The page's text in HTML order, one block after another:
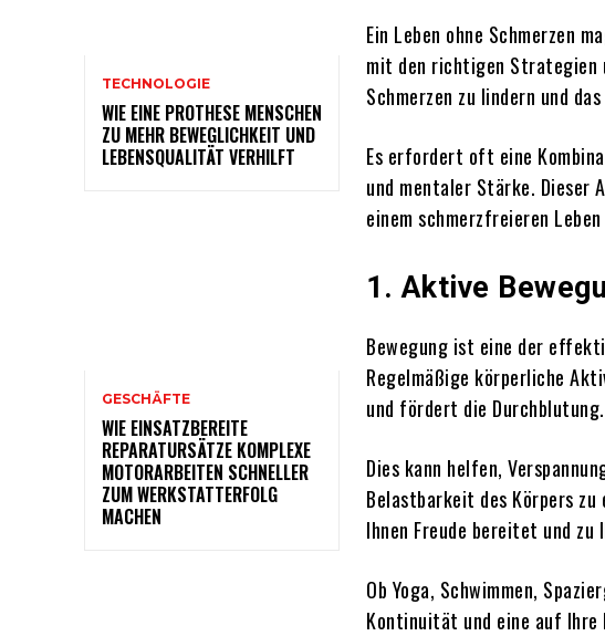
TECHNOLOGIE
WIE EINE PROTHESE MENSCHEN
ZU MEHR BEWEGLICHKEIT UND
LEBENSQUALITÄT VERHILFT
GESCHÄFTE
WIE EINSATZBEREITE
REPARATURSÄTZE KOMPLEXE
MOTORARBEITEN SCHNELLER
ZUM WERKSTATTERFOLG
MACHEN
Ein Leben ohne Schmerzen
mit den richtigen Strategien
Schmerzen zu lindern und
Es erfordert oft eine
und mentaler Stärke. Dieser
einem schmerzfreieren
1. Aktive
Bewegung ist eine der
Regelmäßige körperliche
und fördert die Durchblutung.
Dies kann helfen,
Belastbarkeit des Körpers
Ihnen Freude bereitet und zu
Ob Yoga, Schwimmen,
Kontinuität und eine auf